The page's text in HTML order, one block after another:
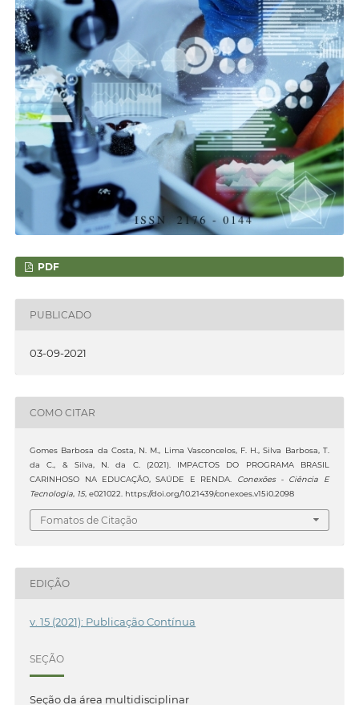
PDF
PUBLICADO
03-09-2021
COMO CITAR
Gomes Barbosa da Costa, N. M., Lima Vasconcelos, F. H., Silva Barbosa, T.
da C., & Silva, N. da C. (2021). IMPACTOS DO PROGRAMA BRASIL
CARINHOSO NA EDUCAÇÃO, SAÚDE E RENDA.
Conexões - Ciência E
Tecnologia, 15, e021022. https://doi.org/10.21439/conexoes.v15i0.2098
Fomatos de Citação
EDIÇÃO
v. 15 (2021): Publicação Contínua
SEÇÃO
Seção da área multidisciplinar